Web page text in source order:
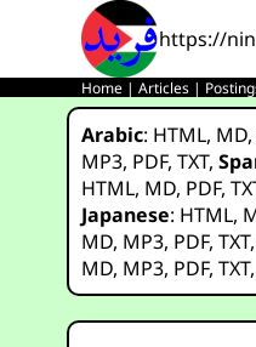
https://
Home |Articles |
Arabic: HTML, MD,
MP3, PDF,TXT,
HTML, MD, PDF,
Japanese: HTML,
MD, MP3, PDF,TXT
MD, MP3, PDF,TXT,